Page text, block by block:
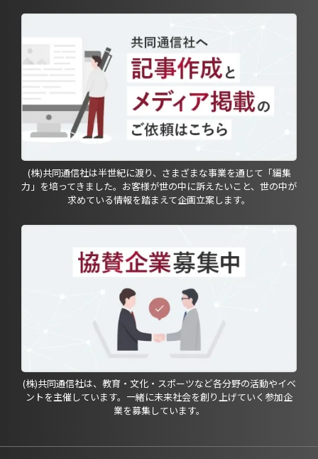
(株)共同通信社は半世紀に渡り、さまざまな事業を通じて「編集
力」を培ってきました。お客様が世の中に訴えたいこと、世の中が
求めている情報を踏まえて企画立案します。
(株)共同通信社は、教育・文化・スポーツなど各分野の活動やイベ
ントを主催しています。一緒に未来社会を創り上げていく参加企
業を募集しています。